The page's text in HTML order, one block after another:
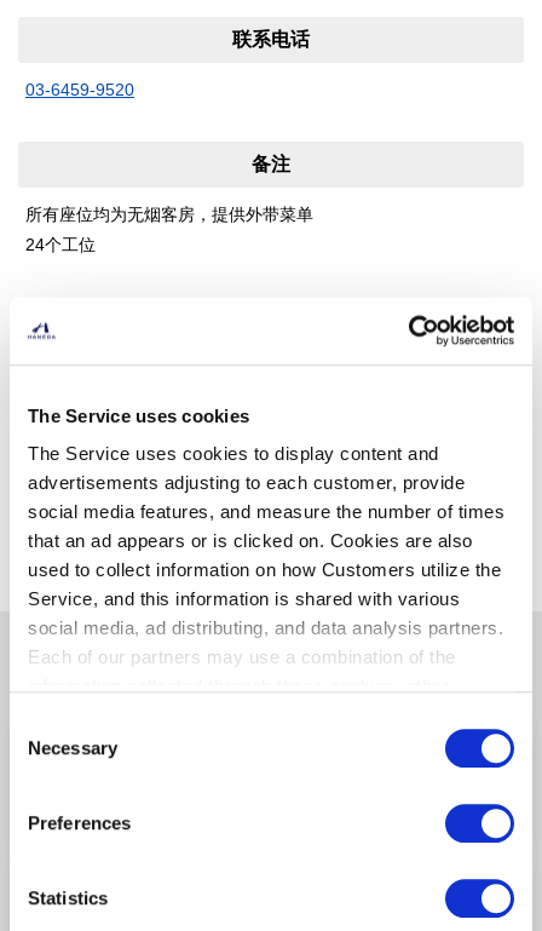
The Service uses cookies
The Service uses cookies to display content and
advertisements adjusting to each customer, provide
social media features, and measure the number of times
that an ad appears or is clicked on. Cookies are also
used to collect information on how Customers utilize the
Service, and this information is shared with various
social media, ad distributing, and data analysis partners.
Each of our partners may use a combination of the
well as other information collected by our partners when
Please see
Selection
Necessary
Preferences
Statistics
联系电话
03-6459-9520
备注
所有座位均为无烟客房，提供外带菜单
24个工位
http://www.highway-advance.co.jp/
找别的店
其他相关商店